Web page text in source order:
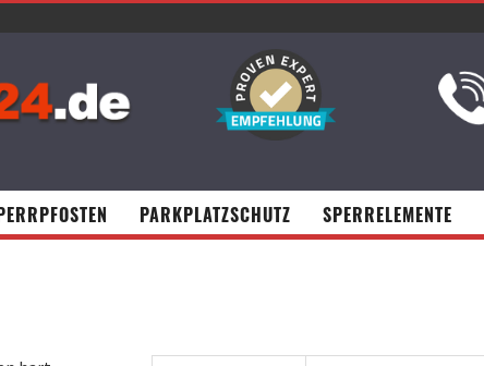
PARKPLATZSCHUTZ SPERRELEMENTE